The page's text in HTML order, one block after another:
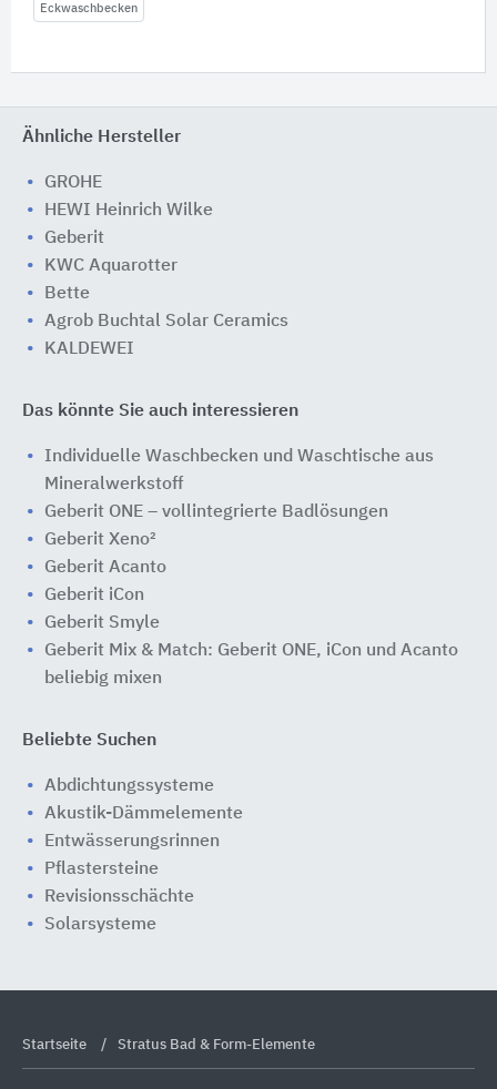
Eckwaschbecken
Ähnliche Hersteller
GROHE
HEWI Heinrich Wilke
Geberit
KWC Aquarotter
Bette
Agrob Buchtal Solar Ceramics
KALDEWEI
Das könnte Sie auch interessieren
Individuelle Waschbecken und Waschtische aus
Mineralwerkstoff
Geberit ONE – vollintegrierte Badlösungen
Geberit Xeno²
Geberit Acanto
Geberit iCon
Geberit Smyle
Geberit Mix & Match: Geberit ONE, iCon und Acanto
beliebig mixen
Beliebte Suchen
Abdichtungssysteme
Akustik-Dämmelemente
Entwässerungsrinnen
Pflastersteine
Revisionsschächte
Solarsysteme
Startseite Stratus Bad & Form-Elemente